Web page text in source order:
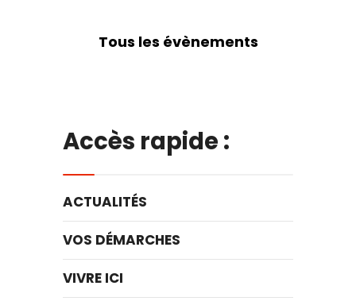
Tous les évènements
Accès rapide :
ACTUALITÉS
VOS DÉMARCHES
VIVRE ICI